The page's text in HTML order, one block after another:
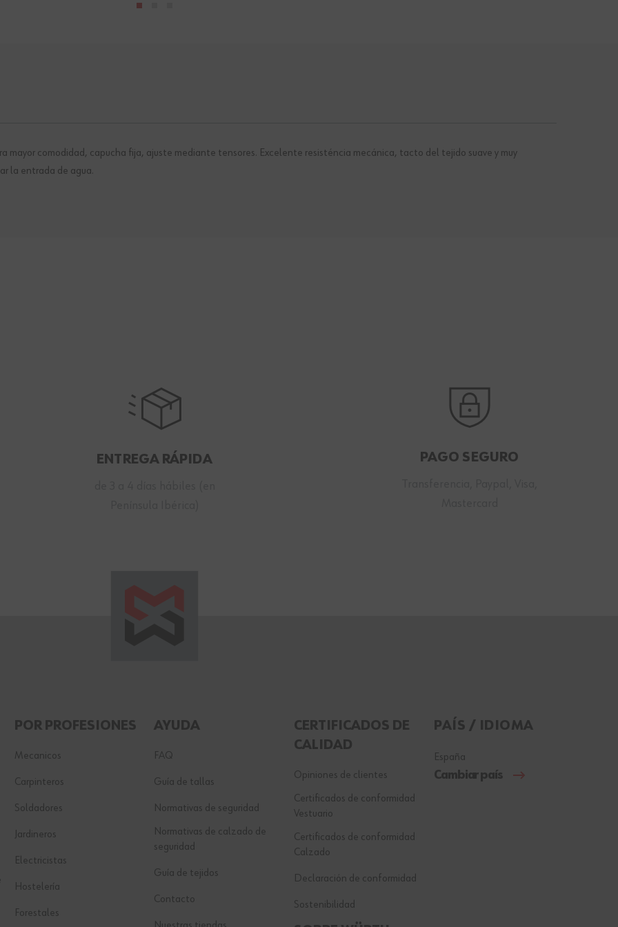
mayor comodidad, capucha fija, ajuste mediante tensores. Excelente resisténcia mecánica, tacto del tejido suave y muy
la entrada de agua.
ENTREGA RÁPIDA PAGO SEGURO
POR PROFESIONES
Mecanicos
Carpinteros
Soldadores
Jardineros
Electricistas
Hostelería
Forestales
AYUDA
FAQ
Guía de tallas
Normativas de seguridad
Normativas de calzado de
seguridad
Guía de tejidos
Contacto
CERTIFICADOS DE
CALIDAD
Opiniones de clientes
Certificados de conformidad
Vestuario
Certificados de conformidad
Calzado
Declaración de conformidad
Sostenibilidad
PAÍS / IDIOMA
España
Cambiar país